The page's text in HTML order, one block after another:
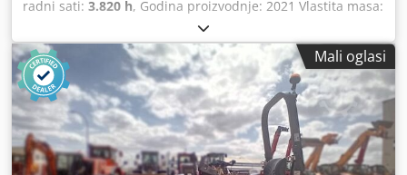
radni sati: 3.820 h, Godina proizvodnje: 2021 Vlastita masa:
16.000 kg Dimenzije (D x Š x V): 622 x 230 x 299 cm Vrsta
motora: Deutz DEUTZ TCD4.1 L-4 Csdpsx Sqhisfx Abgerf
Mali oglasi